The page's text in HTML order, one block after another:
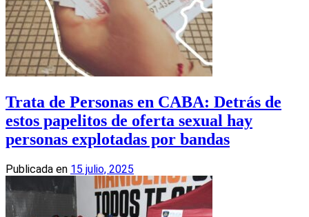
Trata de Personas en CABA: Detrás de
estos papelitos de oferta sexual hay
personas explotadas por bandas
Publicada en 15 julio, 2025